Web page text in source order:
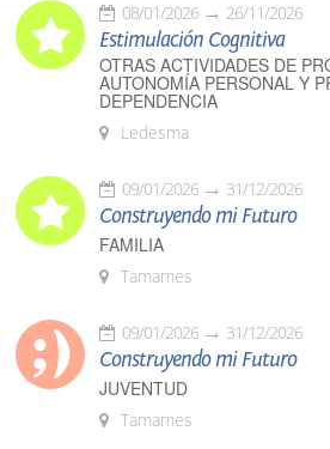
08/01/2026 26/11/2026
Estimulación Cognitiva
OTRAS ACTIVIDADES DE
AUTONOMÍA PERSONAL Y
DEPENDENCIA
Ledesma
09/01/2026 31/12/2026
Construyendo mi Futuro
FAMILIA
Tamames
09/01/2026 31/12/2026
Construyendo mi Futuro
JUVENTUD
Tamames